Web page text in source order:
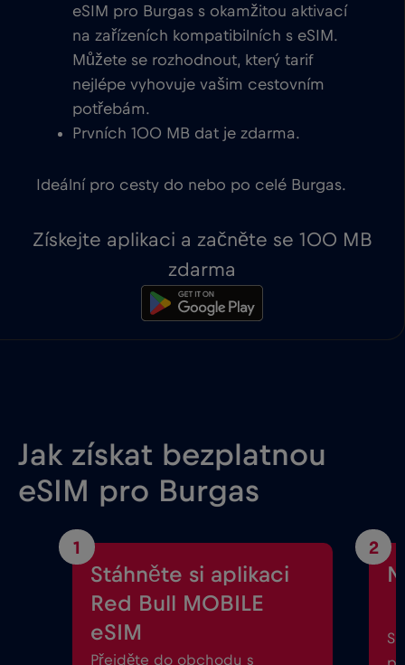
eSIM pro Burgas s okamžitou aktivací
na zařízeních kompatibilních s eSIM.
Můžete se rozhodnout, který tarif
nejlépe vyhovuje vašim cestovním
potřebám.
Prvních 100 MB dat je zdarma.
Ideální pro cesty do nebo po celé Burgas.
Získejte aplikaci a začněte se 100 MB
zdarma
Jak získat bezplatnou
eSIM pro Burgas
1
Stáhněte si aplikaci
Red Bull MOBILE
eSIM
Přejděte do obchodu s
2